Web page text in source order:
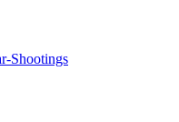
Shootings